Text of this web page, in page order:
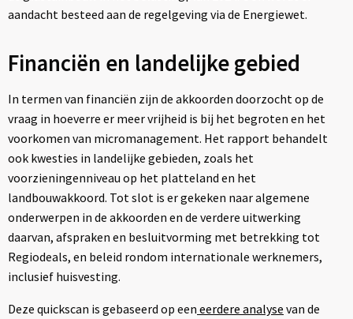
aandacht besteed aan de regelgeving via de Energiewet.
Financiën en landelijke gebied
In termen van financiën zijn de akkoorden doorzocht op de
vraag in hoeverre er meer vrijheid is bij het begroten en het
voorkomen van micromanagement. Het rapport behandelt
ook kwesties in landelijke gebieden, zoals het
voorzieningenniveau op het platteland en het
landbouwakkoord. Tot slot is er gekeken naar algemene
onderwerpen in de akkoorden en de verdere uitwerking
daarvan, afspraken en besluitvorming met betrekking tot
Regiodeals, en beleid rondom internationale werknemers,
inclusief huisvesting.
Deze quickscan is gebaseerd op een eerdere analyse van de